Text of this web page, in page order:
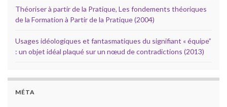
Théoriser à partir de la Pratique, Les fondements théoriques
de la Formation à Partir de la Pratique (2004)
Usages idéologiques et fantasmatiques du signifiant « équipe”
: un objet idéal plaqué sur un nœud de contradictions (2013)
MÉTA